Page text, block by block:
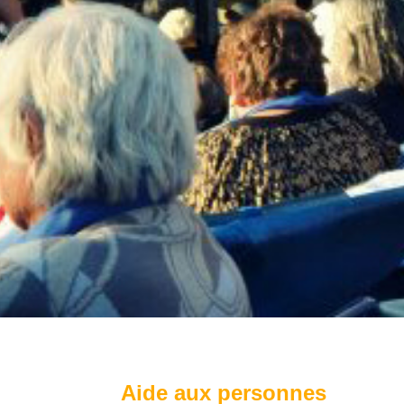
Aide aux personnes